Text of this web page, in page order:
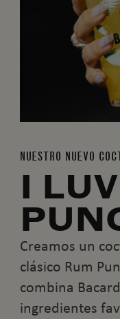
NUESTRO NUEVO
I
Creamos un
clásico Rum
combina
ingredientes